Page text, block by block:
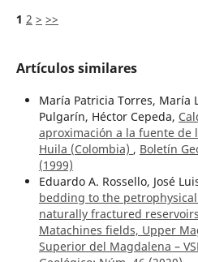
1 2 > >>
Artículos similares
María Patricia Torres, María
Pulgarín, Héctor Cepeda,
aproximación a la fuente de
Huila (Colombia) , Boletín
(1999)
Eduardo A. Rossello, José
bedding to the
naturally fractured
Matachines fields, Upper
Superior del Magdalena –